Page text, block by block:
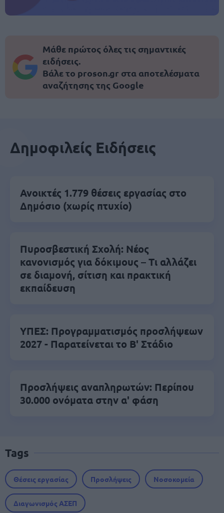
Μάθε πρώτος όλες τις σημαντικές
ειδήσεις.
Βάλε το proson.gr στα αποτελέσματα
αναζήτησης της Google
Δημοφιλείς Ειδήσεις
Ανοικτές 1.779 θέσεις εργασίας στο
Δημόσιο (χωρίς πτυχίο)
Πυροσβεστική Σχολή: Νέος
κανονισμός για δόκιμους – Τι αλλάζει
σε διαμονή, σίτιση και πρακτική
εκπαίδευση
ΥΠΕΣ: Προγραμματισμός προσλήψεων
2027 - Παρατείνεται το Β' Στάδιο
Προσλήψεις αναπληρωτών: Περίπου
30.000 ονόματα στην α' φάση
Tags
Θέσεις εργασίας Προσλήψεις Νοσοκομεία
Διαγωνισμός ΑΣΕΠ